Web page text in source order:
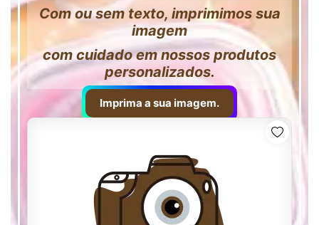
Com ou sem texto, imprimimos sua
imagem
com cuidado em nossos produtos
personalizados.
Imprima a sua imagem.